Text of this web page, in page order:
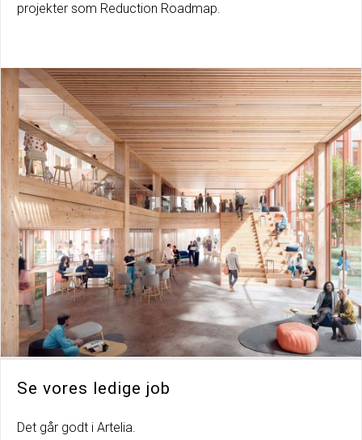
projekter som Reduction Roadmap.
Se vores ledige job
Det går godt i Artelia.